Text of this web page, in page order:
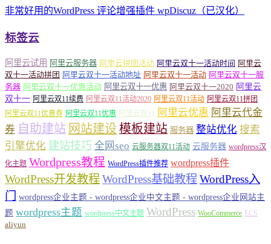
非常好用的WordPress 评论增强插件 wpDiscuz（已汉化）
标签云
阿里云试用 阿里云服务器 阿里云拼团活动 阿里云双十一活动时间 阿里云
双十一活动拼团 阿里云双十一活动地址 阿里云双十一活动 阿里云双十一服
务器 阿里云双十一优惠活动 阿里云双十一优惠 阿里云双十一2020 阿里云
双十一 阿里云双11续费 阿里云双11活动2020 阿里云双11活动 阿里云双11拼团
阿里云双11优惠券 阿里云双11优惠 阿里云双11 阿里云优惠 阿里云代金
券 自助建站 网站建设 模板建站 服务器 整站优化 搜索
引擎优化 建站技巧 全网seo 云服务器双11活动 云服务器 wordpress汉
化主题 Wordpress教程 WordPress插件推荐 wordpress插件
WordPress开发教程WordPress基础教程WordPress入
门
wordpress企业主题 - wordpress企业中文主题 - wordpress企业网站主
题 wordpress主题 wordpress中文主题 WordPress WooCommerce ECS
aliyun